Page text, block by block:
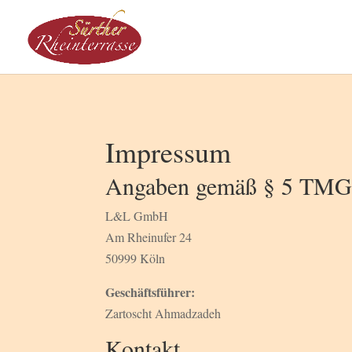
Impressum
Angaben gemäß § 5 TMG
L&L GmbH
Am Rheinufer 24
50999 Köln
Geschäftsführer:
Zartoscht Ahmadzadeh